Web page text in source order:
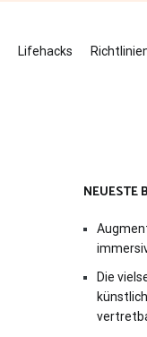
Lifehacks
NEUESTE
Die